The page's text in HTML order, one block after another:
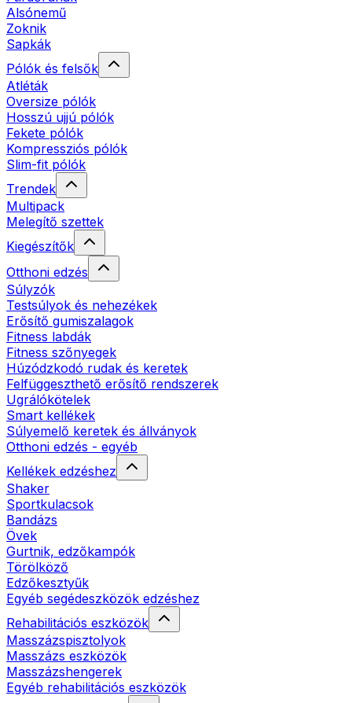
Alsónemű
Zoknik
Sapkák
Pólók és felsők
Atléták
Oversize pólók
Hosszú ujjú pólók
Fekete pólók
Kompressziós pólók
Slim-fit pólók
Trendek
Multipack
Melegítő szettek
Kiegészítők
Otthoni edzés
Súlyzók
Testsúlyok és nehezékek
Erősítő gumiszalagok
Fitness labdák
Fitness szőnyegek
Húzódzkodó rudak és keretek
Felfüggeszthető erősítő rendszerek
Ugrálókötelek
Smart kellékek
Súlyemelő keretek és állványok
Otthoni edzés - egyéb
Kellékek edzéshez
Shaker
Sportkulacsok
Bandázs
Övek
Gurtnik, edzőkampók
Törölköző
Edzőkesztyűk
Egyéb segédeszközök edzéshez
Rehabilitációs eszközök
Masszázspisztolyok
Masszázs eszközök
Masszázshengerek
Egyéb rehabilitációs eszközök